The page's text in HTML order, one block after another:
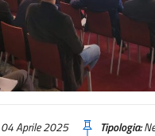
Aprile 2025 Tipologia: